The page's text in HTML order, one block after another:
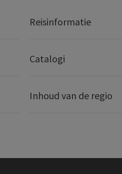
Reisinformatie
Catalogi
Inhoud van de regio